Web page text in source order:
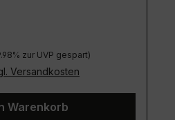
zur UVP gespart)
Versandkosten
Warenkorb